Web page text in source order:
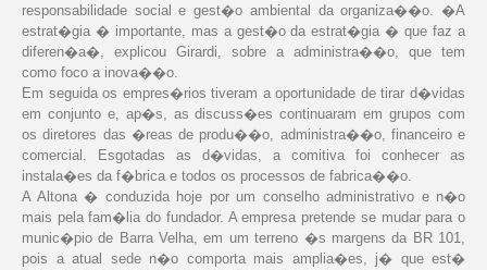
responsabilidade social e gest�o ambiental da organiza��o. �A
estrat�gia � importante, mas a gest�o da estrat�gia � que faz a
diferen�a�, explicou Girardi, sobre a administra��o, que tem
como foco a inova��o.
Em seguida os empres�rios tiveram a oportunidade de tirar d�vidas
em conjunto e, ap�s, as discuss�es continuaram em grupos com
os diretores das �reas de produ��o, administra��o, financeiro e
comercial. Esgotadas as d�vidas, a comitiva foi conhecer as
instala�es da f�brica e todos os processos de fabrica��o.
A Altona � conduzida hoje por um conselho administrativo e n�o
mais pela fam�lia do fundador. A empresa pretende se mudar para o
munic�pio de Barra Velha, em um terreno �s margens da BR 101,
pois a atual sede n�o comporta mais amplia�es, j� que est�